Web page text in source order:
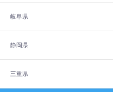
岐阜県
静岡県
三重県